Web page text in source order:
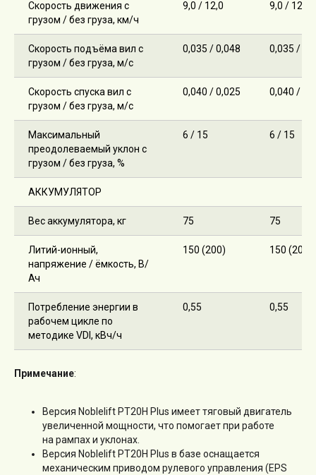
Скорость движения с
грузом / без груза, км/ч
9,0 / 12,0 9,0 / 12,0
Скорость подъёма вил с
грузом / без груза, м/с
0,035 / 0,048 0,035 /
Скорость спуска вил с
грузом / без груза, м/с
0,040 / 0,025 0,040 /
Максимальный
преодолеваемый уклон с
грузом / без груза, %
6 / 15 6 / 15
АККУМУЛЯТОР
Вес аккумулятора, кг 75 75
Литий-ионный,
напряжение / ёмкость, В/
Ач
150 (200) 150 (200)
Потребление энергии в
рабочем цикле по
методике VDI, кВч/ч
0,55 0,55
Примечание:
Версия Noblelift PT20H Plus имеет тяговый двигатель
увеличенной мощности, что помогает при работе
на рампах и уклонах.
Версия Noblelift PT20H Plus в базе оснащается
механическим приводом рулевого управления (EPS